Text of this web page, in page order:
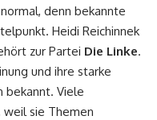
denn bekannte
Heidi Reichinnek
zur Partei Die Linke.
und ihre starke
bekannt. Viele
sie Themen